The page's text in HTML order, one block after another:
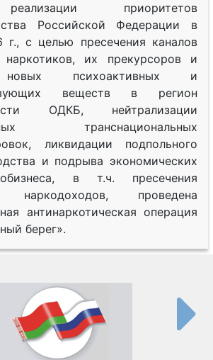
приоритетов
Российской Федерации в
с целью пресечения каналов
наркотиков, их прекурсоров и
новых психоактивных и
веществ в регион
ОДКБ, нейтрализации
транснациональных
ликвидации подпольного
и подрыва экономических
в т.ч. пресечения
наркодоходов, проведена
антинаркотическая операция
берег».